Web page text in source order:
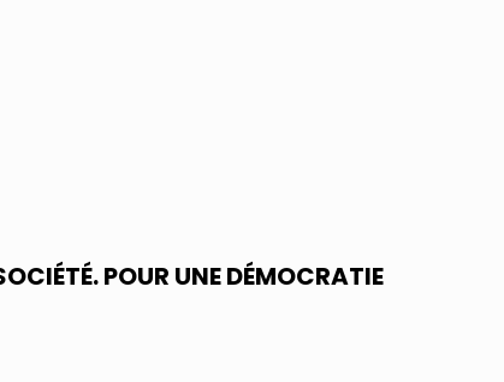
POUR UNE DÉMOCRATIE